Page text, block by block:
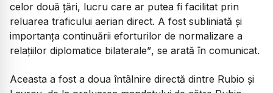
celor două țări, lucru care ar putea fi facilitat prin
reluarea traficului aerian direct. A fost subliniată și
importanța continuării eforturilor de normalizare a
relațiilor diplomatice bilaterale”, se arată în comunicat.
Aceasta a fost a doua întâlnire directă dintre Rubio și